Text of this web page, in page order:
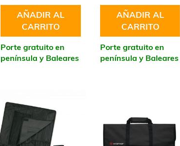
en5.00de
5
AÑADIR AL
CARRITO
Porte gratuito en
península y Baleares
en5.00de
5
AÑADIR AL
CARRITO
Porte gratuito en
península y Baleares